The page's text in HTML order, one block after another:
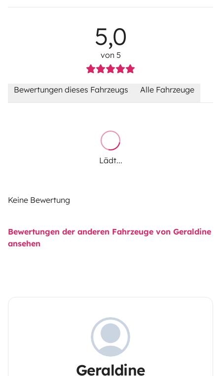
5,0
von 5
Bewertungen dieses Fahrzeugs Alle Fahrzeuge
Lädt...
Keine Bewertung
Bewertungen der anderen Fahrzeuge von Geraldine
ansehen
Geraldine